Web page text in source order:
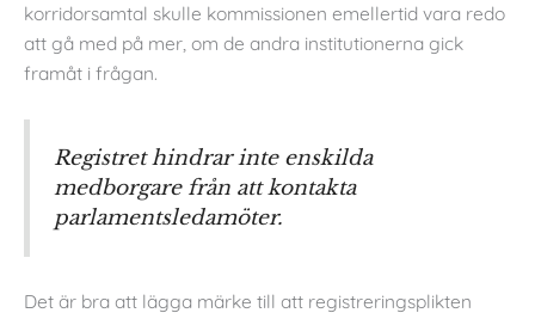
korridorsamtal skulle kommissionen emellertid vara redo
att gå med på mer, om de andra institutionerna gick
framåt i frågan.
Registret hindrar inte enskilda
medborgare från att kontakta
parlamentsledamöter.
Det är bra att lägga märke till att registreringsplikten